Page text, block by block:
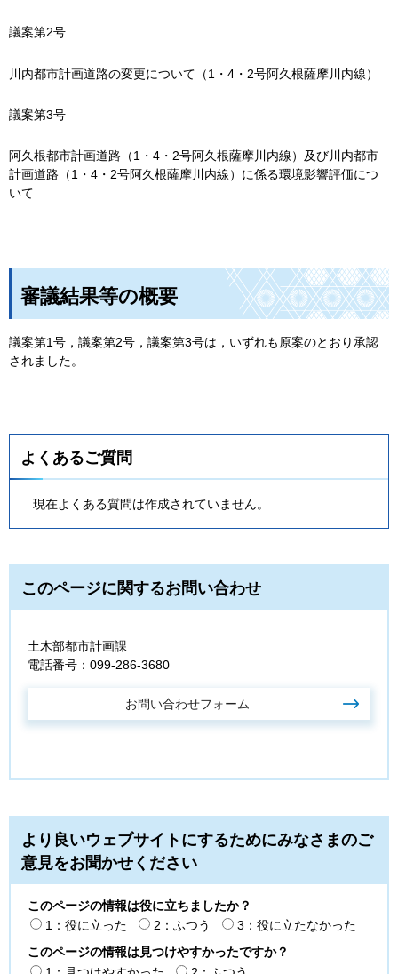
議案第2号
川内都市計画道路の変更について（1・4・2号阿久根薩摩川内線）
議案第3号
阿久根都市計画道路（1・4・2号阿久根薩摩川内線）及び川内都市
計画道路（1・4・2号阿久根薩摩川内線）に係る環境影響評価につ
いて
審議結果等の概要
議案第1号，議案第2号，議案第3号は，いずれも原案のとおり承認
されました。
よくあるご質問
現在よくある質問は作成されていません。
このページに関するお問い合わせ
土木部都市計画課
電話番号：099-286-3680
より良いウェブサイトにするためにみなさまのご
意見をお聞かせください
このページの情報は役に立ちましたか？
1：役に立った
2：ふつう
3：役に立たなかった
このページの情報は見つけやすかったですか？